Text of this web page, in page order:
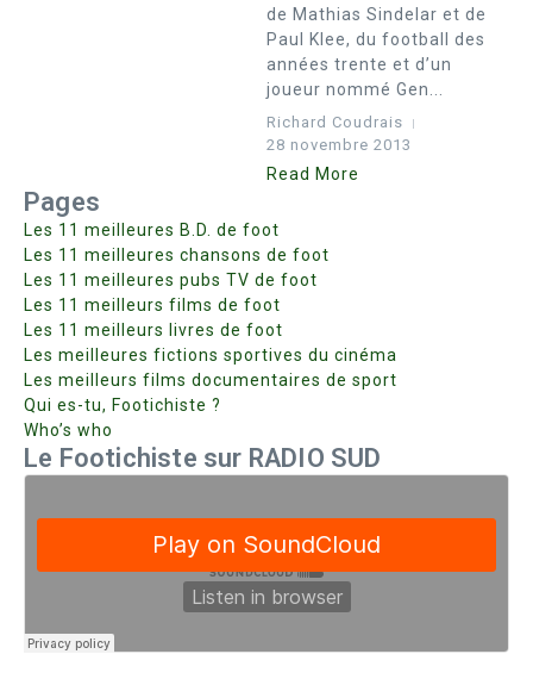
de Mathias Sindelar et de
Paul Klee, du football des
années trente et d’un
joueur nommé Gen...
Richard Coudrais
28 novembre 2013
Read More
Pages
Les 11 meilleures B.D. de foot
Les 11 meilleures chansons de foot
Les 11 meilleures pubs TV de foot
Les 11 meilleurs films de foot
Les 11 meilleurs livres de foot
Les meilleures fictions sportives du cinéma
Les meilleurs films documentaires de sport
Qui es-tu, Footichiste ?
Who’s who
Le Footichiste sur RADIO SUD